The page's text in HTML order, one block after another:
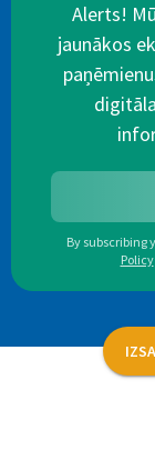
Alerts!
jaunākos
By subscribing
Policy